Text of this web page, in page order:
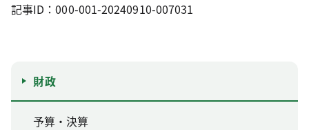
記事ID：000-001-20240910-007031
財政
予算・決算